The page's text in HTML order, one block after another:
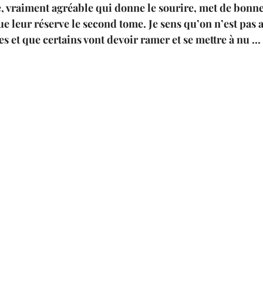
vraiment agréable qui donne le sourire, met de
leur réserve le second tome. Je sens qu’on n’est
et que certains vont devoir ramer et se mettre à nu ...